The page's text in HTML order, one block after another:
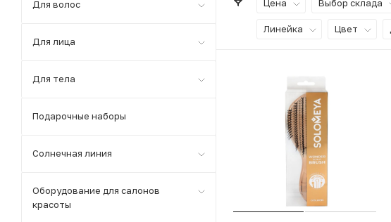
Цена Выбор склада
Линейка Цвет
Для волос
Для лица
Для тела
Подарочные наборы
Солнечная линия
Оборудование для салонов
красоты